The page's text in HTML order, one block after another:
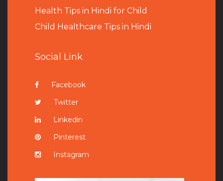
Health Tips in Hindi for Child
Child Healthcare Tips in Hindi
Social Link
Facebook
Twitter
Linkedin
Pinterest
Instagram